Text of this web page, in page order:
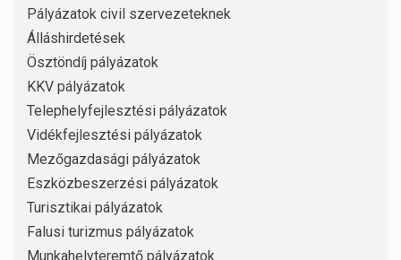
Pályázatok civil szervezeteknek
Álláshirdetések
Ösztöndíj pályázatok
KKV pályázatok
Telephelyfejlesztési pályázatok
Vidékfejlesztési pályázatok
Mezőgazdasági pályázatok
Eszközbeszerzési pályázatok
Turisztikai pályázatok
Falusi turizmus pályázatok
Munkahelyteremtő pályázatok